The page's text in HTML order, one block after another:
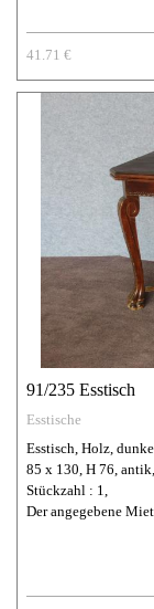
41.71 €
91/235 Esstisch
Esstische
Esstisch, Holz,
85 x 130, H 76,
Stückzahl : 1,
Der angegebene